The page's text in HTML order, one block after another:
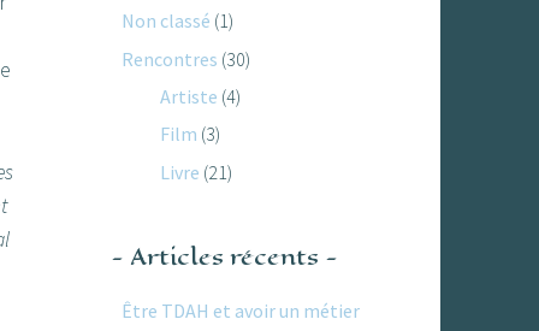
Non classé (1)
Rencontres (30)
Artiste (4)
Film (3)
Livre (21)
Articles récents
Être TDAH et avoir un métier